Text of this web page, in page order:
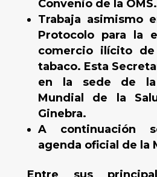
Convenio de la OMS.
Trabaja asimismo
Protocolo para la
comercio ilícito
tabaco. Esta
en la sede de la
Mundial de la
Ginebra.
A continuación
agenda oficial de la